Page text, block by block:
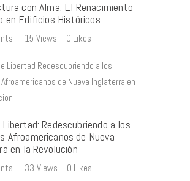
con Alma: El Renacimiento
en Edificios Históricos
15 Views 0 Likes
Libertad: Redescubriendo a los
Afroamericanos de Nueva
en la Revolución
33 Views 0 Likes